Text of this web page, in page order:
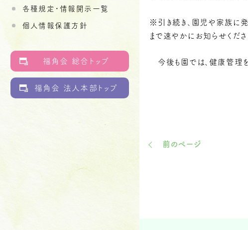
各種規定・情報開示一覧
個人情報保護方針
福角会 総合トップ
福角会 法人本部トップ
※引き続き、園児や家族に
まで速やかにお知らせくださ
今後も園では、健康管理を
前のページ